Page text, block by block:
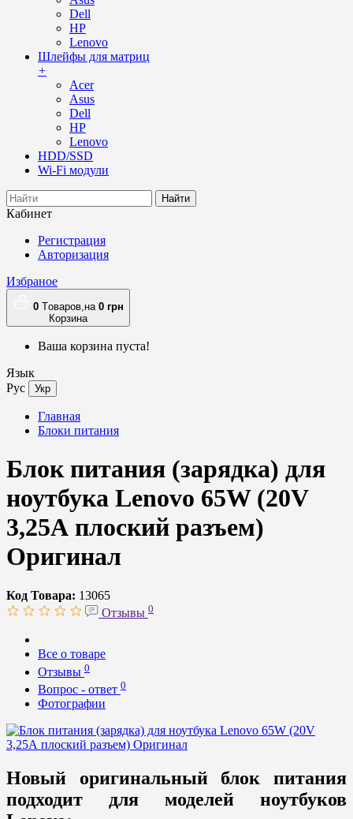
Dell
HP
Lenovo
Шлейфы для матриц
+
Acer
Asus
Dell
HP
Lenovo
HDD/SSD
Wi-Fi модули
Найти
Кабинет
Регистрация
Авторизация
Избраное
0 Tоваров,на 0 грн
Корзина
Ваша корзина пуста!
Язык
Рус
Укр
Главная
Блоки питания
Блок питания (зарядка) для
ноутбука Lenovo 65W (20V
3,25А плоский разъем)
Оригинал
Код Товара: 13065
Отзывы 0
Все о товаре
Отзывы 0
Вопрос - ответ 0
Фотографии
Новый оригинальный блок питания
подходит для моделей ноутбуков